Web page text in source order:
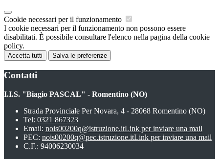
Cookie necessari per il funzionamento
I cookie necessari per il funzionamento non possono essere
disabilitati. È possibile consultare l'elenco nella pagina della cookie
policy.
Accetta tutti Salva le preferenze
Contatti
I.I.S. "Biagio PASCAL" - Romentino (NO)
Strada Provinciale Per Novara, 4 - 28068 Romentino (NO)
Tel: 0321 867323
Email: nois00200q@istruzione.itLink per inviare una mail
PEC: nois00200q@pec.istruzione.itLink per inviare una mail
C.F.: 94006230034